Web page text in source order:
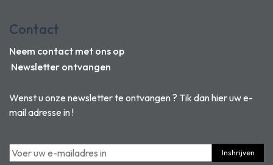
Wenst u onze newsletter te ontvangen ? Tik dan hier uw e-
mail adresse in !
Inshrijven
Contact
Neem contact met ons op
Newsletter ontvangen